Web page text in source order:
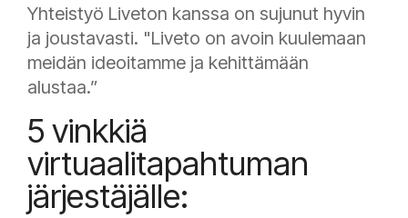
Yhteistyö Liveton kanssa on sujunut hyvin
ja joustavasti. "Liveto on avoin kuulemaan
meidän ideoitamme ja kehittämään
alustaa.”
5 vinkkiä
virtuaalitapahtuman
järjestäjälle: